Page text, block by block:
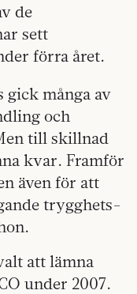
de
sett
förra året.
gick många av
och
till skillnad
kvar. Framför
även för att
trygghets-
att lämna
under 2007.